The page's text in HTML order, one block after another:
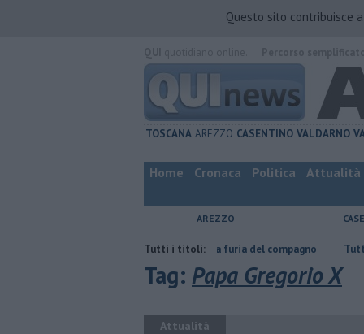
Questo sito contribuisce
TOSCANA AREZZO CASENTINO VALDARNO
Home Cronaca Politica Attualità
AREZZO
Tutti i titoli:
in un bar per sfuggire alla furia del compagno ​Tutte le offerte
Tag: Papa Gregorio X
Attualità